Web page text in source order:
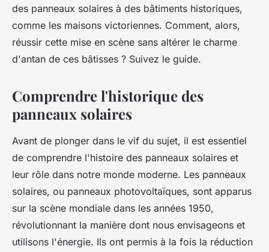
maison victorienne ?
Ali•18 mai 2024•6 min de lecture
des panneaux solaires à des bâtiments historiques,
comme les maisons victoriennes. Comment, alors,
réussir cette mise en scène sans altérer le charme
d'antan de ces bâtisses ? Suivez le guide.
Comprendre l'historique des
panneaux solaires
Avant de plonger dans le vif du sujet, il est essentiel
de comprendre l'histoire des panneaux solaires et
leur rôle dans notre monde moderne. Les panneaux
solaires, ou panneaux photovoltaïques, sont apparus
sur la scène mondiale dans les années 1950,
révolutionnant la manière dont nous envisageons et
utilisons l'énergie. Ils ont permis à la fois la réduction